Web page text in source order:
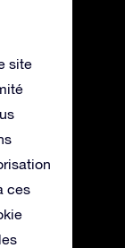
site
ces